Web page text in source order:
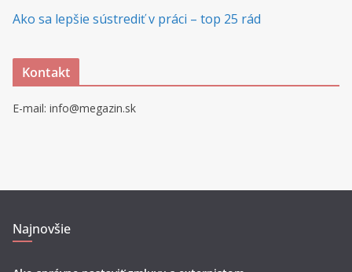
Ako sa lepšie sústrediť v práci – top 25 rád
Kontakt
E-mail: info@megazin.sk
Najnovšie